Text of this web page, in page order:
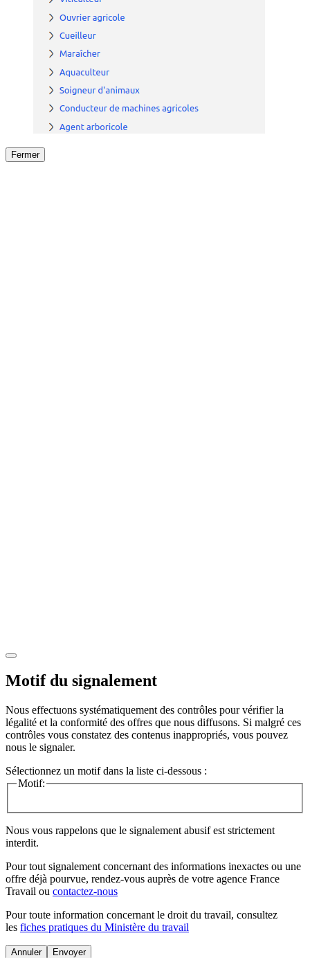
Fermer
Motif du signalement
Nous effectuons systématiquement des contrôles pour vérifier la
légalité et la conformité des offres que nous diffusons. Si malgré ces
contrôles vous constatez des contenus inappropriés, vous pouvez
nous le signaler.
Sélectionnez un motif dans la liste ci-dessous :
Motif:
Nous vous rappelons que le signalement abusif est strictement
interdit.
Pour tout signalement concernant des informations inexactes ou une
offre déjà pourvue, rendez-vous auprès de votre agence France
Travail ou contactez-nous
Pour toute information concernant le droit du travail, consultez
les fiches pratiques du Ministère du travail
Annuler